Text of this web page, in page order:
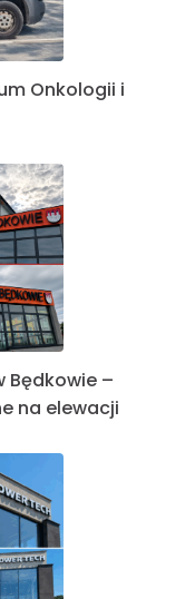
Onkologii i
Będkowie –
na elewacji